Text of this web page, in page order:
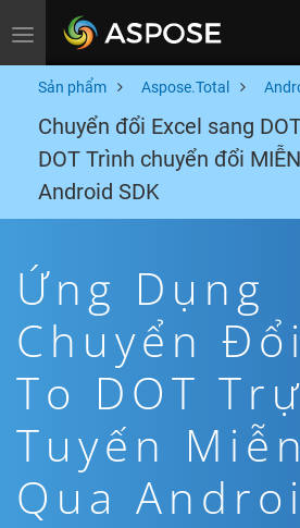
Toggle navigation
Sản phẩm Aspose.Total
Chuyển đổi Excel sang
DOT Trình chuyển đổi
Android SDK
Ứng Dụng
Chuyển
To DOT
Tuyến
Qua